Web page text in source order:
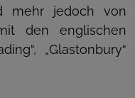
mehr jedoch von
den englischen
„Glastonbury“